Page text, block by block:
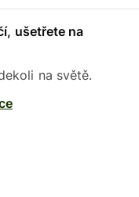
ušetřete na
na světě.